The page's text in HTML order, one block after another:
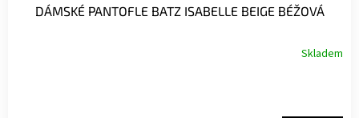
DÁMSKÉ PANTOFLE BATZ ISABELLE BEIGE BÉŽOVÁ
Skladem